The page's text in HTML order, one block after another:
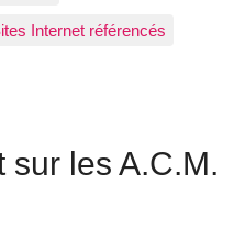
Internet référencés
sur les A.C.M.